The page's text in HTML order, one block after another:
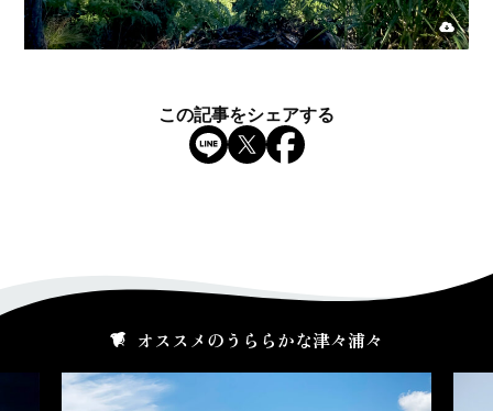
この記事をシェアする
オススメのうららかな津々浦々